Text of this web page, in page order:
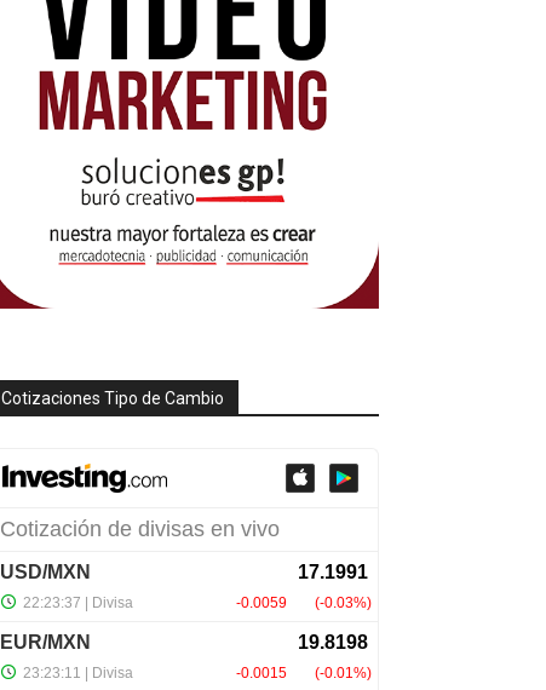
Cotizaciones Tipo de Cambio